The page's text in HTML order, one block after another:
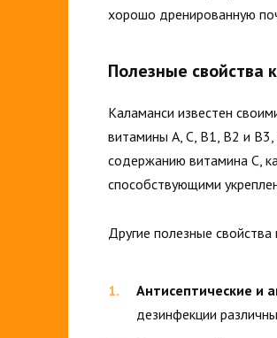
хорошо дренированную
Полезные свойства
Каламанси известен
витамины A, C, B1, B2 и
содержанию витамина C,
способствующими
Другие полезные
Антисептические и
дезинфекции